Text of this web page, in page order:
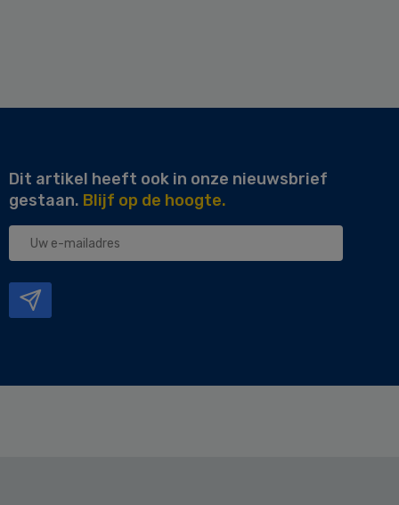
Dit artikel heeft ook in onze nieuwsbrief
gestaan. Blijf op de hoogte.
Uw